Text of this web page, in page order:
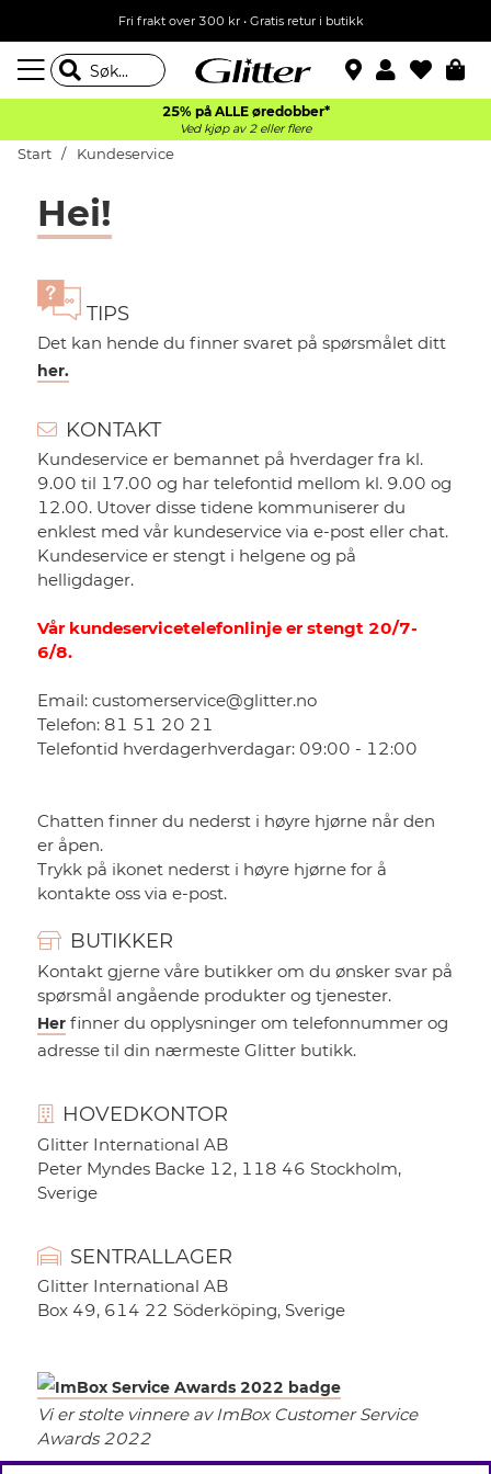
Fri frakt over 300 kr • Gratis retur i butikk
25% på ALLE øredobber*
Ved kjøp av 2 eller flere
Start Kundeservice
Hei!
TIPS
Det kan hende du finner svaret på spørsmålet ditt
her.
KONTAKT
Kundeservice er bemannet på hverdager fra kl.
9.00 til 17.00 og har telefontid mellom kl. 9.00 og
12.00. Utover disse tidene kommuniserer du
enklest med vår kundeservice via e-post eller chat.
Kundeservice er stengt i helgene og på
helligdager.
Vår kundeservicetelefonlinje er stengt 20/7-
6/8.
Email: customerservice@glitter.no
Telefon: 81 51 20 21
Telefontid hverdagerhverdagar: 09:00 - 12:00
Chatten finner du nederst i høyre hjørne når den
er åpen.
Trykk på ikonet nederst i høyre hjørne for å
kontakte oss via e-post.
BUTIKKER
Kontakt gjerne våre butikker om du ønsker svar på
spørsmål angående produkter og tjenester.
Her finner du opplysninger om telefonnummer og
adresse til din nærmeste Glitter butikk.
HOVEDKONTOR
Glitter International AB
Peter Myndes Backe 12, 118 46 Stockholm,
Sverige
SENTRALLAGER
Glitter International AB
Box 49, 614 22 Söderköping, Sverige
Vi er stolte vinnere av ImBox Customer Service
Awards 2022